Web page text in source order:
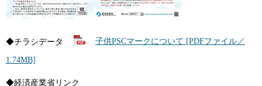
◆チラシデータ 子供PSCマークについて [PDFファイル／
1.74MB]
◆経済産業省リンク